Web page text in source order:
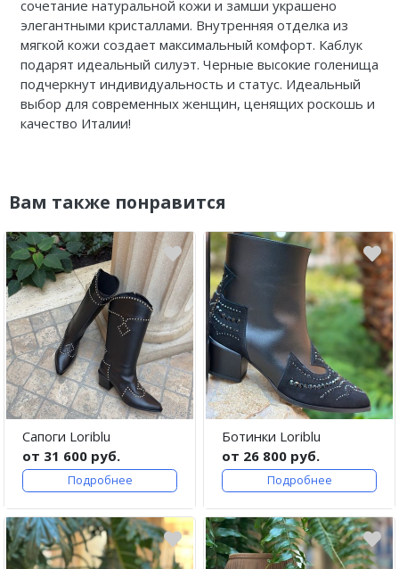
сочетание натуральной кожи и замши украшено
элегантными кристаллами. Внутренняя отделка из
мягкой кожи создает максимальный комфорт. Каблук
подарят идеальный силуэт. Черные высокие голенища
подчеркнут индивидуальность и статус. Идеальный
выбор для современных женщин, ценящих роскошь и
качество Италии!
Вам также понравится
Сапоги Loriblu
от 31 600 руб.
Подробнее
Ботинки Loriblu
от 26 800 руб.
Подробнее